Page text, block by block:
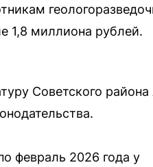
1,8 миллиона рублей.
Советского
февраль 2026 года у